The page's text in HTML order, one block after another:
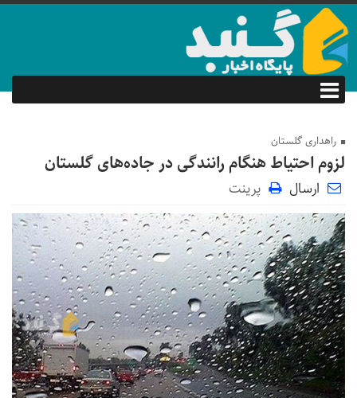
راهداری گلستان
لزوم احتیاط هنگام رانندگی در جاده‌های گلستان
ارسال پرینت